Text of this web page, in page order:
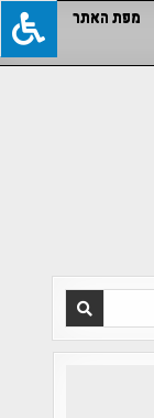
מפת האתר